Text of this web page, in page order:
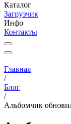
Каталог
Загрузчик
Инфо
Контакты
Главная
/
Блог
/
Альбомчик